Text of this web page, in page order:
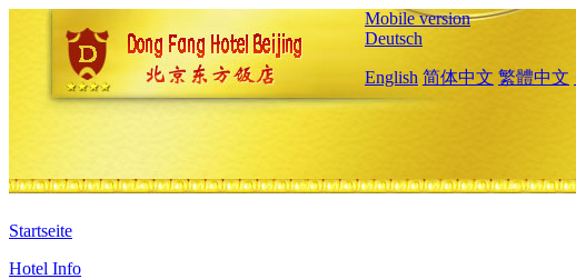
Mobile version
Deutsch
English 简体中文 繁體中文
Startseite
Hotel Info